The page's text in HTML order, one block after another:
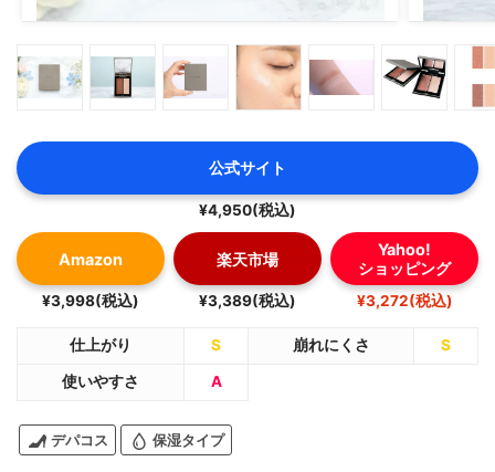
公式サイト
¥4,950(税込)
Amazon
¥3,998(税込)
楽天市場
¥3,389(税込)
Yahoo!
ショッピング
¥3,272(税込)
仕上がり S 崩れにくさ S
使いやすさ A
デパコス 保湿タイプ